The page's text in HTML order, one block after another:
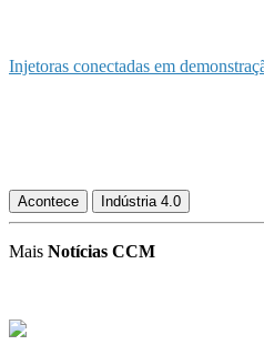
Injetoras conectadas em
Acontece Indústria 4.0
Mais Notícias CCM